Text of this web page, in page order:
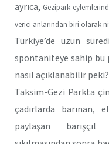
ayrıca, Gezipark
verici anlarından biri olarak
Türkiye’de uzun
spontaniteye sahip bu
nasıl açıklanabilir peki?
Taksim-Gezi Parkta
çadırlarda barınan,
paylaşan